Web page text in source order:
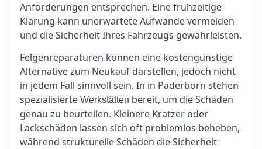
Anforderungen entsprechen. Eine frühzeitige
Klärung kann unerwartete Aufwände vermeiden
und die Sicherheit Ihres Fahrzeugs gewährleisten.
Felgenreparaturen können eine kostengünstige
Alternative zum Neukauf darstellen, jedoch nicht
in jedem Fall sinnvoll sein. In in Paderborn stehen
spezialisierte Werkstätten bereit, um die Schäden
genau zu beurteilen. Kleinere Kratzer oder
Lackschäden lassen sich oft problemlos beheben,
während strukturelle Schäden die Sicherheit